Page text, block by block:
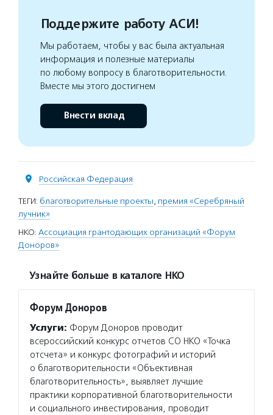
Поддержите работу АСИ!
Мы работаем, чтобы у вас была актуальная
информация и полезные материалы
по любому вопросу в благотворительности.
Вместе мы этого достигнем
Внести вклад
Российская Федерация
ТЕГИ: благотворительные проекты, премия «Серебряный
лучник»
НКО: Ассоциация грантодающих организаций «Форум
Доноров»
Узнайте больше в каталоге НКО
Форум Доноров
Услуги: Форум Доноров проводит
всероссийский конкурс отчетов СО НКО «Точка
отсчета» и конкурс фотографий и историй
о благотворительности «Объективная
благотворительность», выявляет лучшие
практики корпоративной благотворительности
и социального инвестирования, проводит